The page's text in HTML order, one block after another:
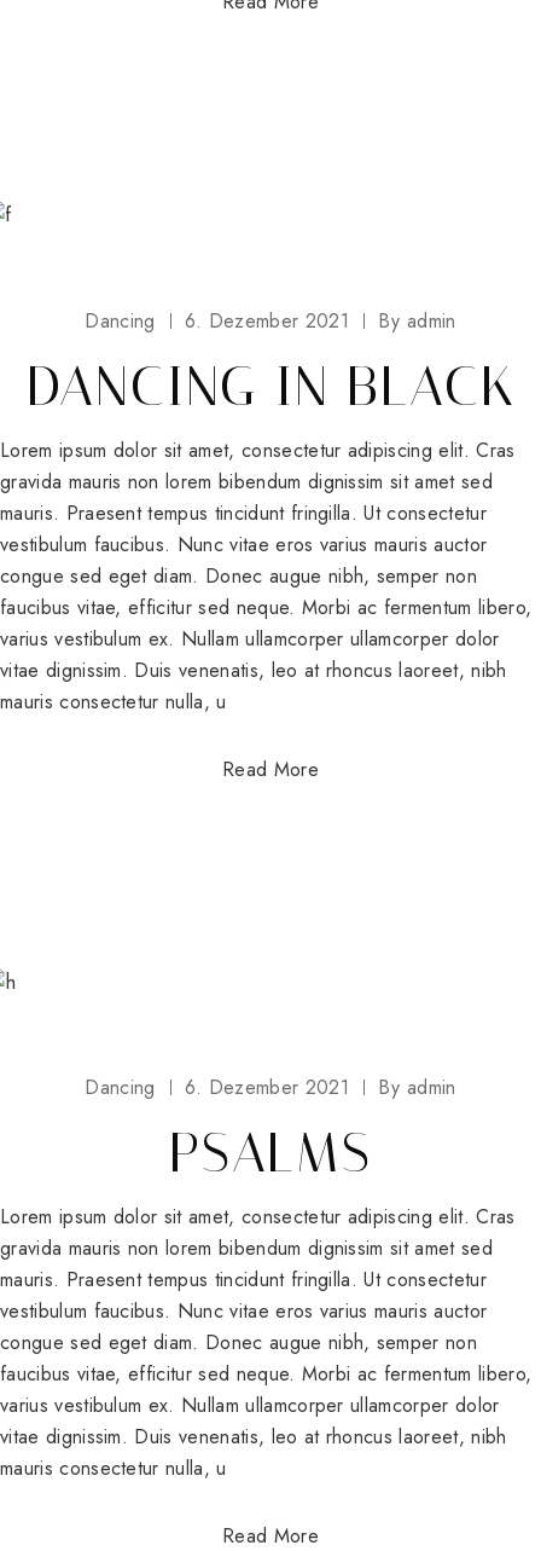
Dancing 6. Dezember 2021 By admin
DANCING IN BLACK
Lorem ipsum dolor sit amet, consectetur adipiscing elit. Cras
gravida mauris non lorem bibendum dignissim sit amet sed
mauris. Praesent tempus tincidunt fringilla. Ut consectetur
vestibulum faucibus. Nunc vitae eros varius mauris auctor
congue sed eget diam. Donec augue nibh, semper non
faucibus vitae, efficitur sed neque. Morbi ac fermentum libero,
varius vestibulum ex. Nullam ullamcorper ullamcorper dolor
vitae dignissim. Duis venenatis, leo at rhoncus laoreet, nibh
mauris consectetur nulla, u
Read More
Dancing 6. Dezember 2021 By admin
PSALMS
Lorem ipsum dolor sit amet, consectetur adipiscing elit. Cras
gravida mauris non lorem bibendum dignissim sit amet sed
mauris. Praesent tempus tincidunt fringilla. Ut consectetur
vestibulum faucibus. Nunc vitae eros varius mauris auctor
congue sed eget diam. Donec augue nibh, semper non
faucibus vitae, efficitur sed neque. Morbi ac fermentum libero,
varius vestibulum ex. Nullam ullamcorper ullamcorper dolor
vitae dignissim. Duis venenatis, leo at rhoncus laoreet, nibh
mauris consectetur nulla, u
Read More